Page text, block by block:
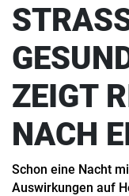
ZEIGT
NACH
Schon eine Nacht
Auswirkungen auf